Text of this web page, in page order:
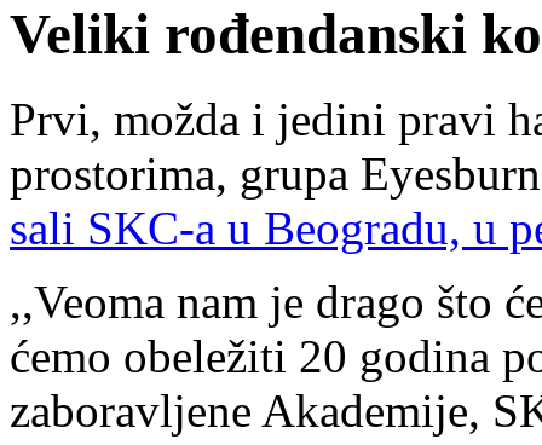
Veliki rođendanski
Prvi, možda i jedini pravi
prostorima, grupa
sali SKC-a u Beogradu, u
,,Veoma nam je drago što
ćemo obeležiti 20 godina
zaboravljene Akademije,